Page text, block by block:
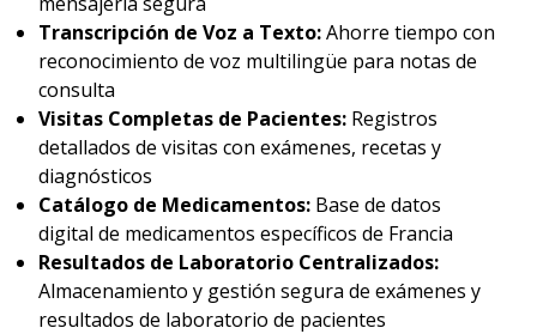
Transcripción de Voz a Texto:Ahorre tiempo con
reconocimiento de voz multilingüe para notas de
consulta
Visitas Completas de Pacientes: Registros
detallados de visitas con exámenes, recetas y
diagnósticos
Catálogo de Medicamentos: Base de datos
digital de medicamentos específicos de Francia
Resultados de Laboratorio Centralizados:
Almacenamiento y gestión segura de exámenes y
resultados de laboratorio de pacientes